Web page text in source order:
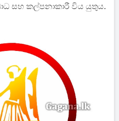
සහ කල්පනාකාරී විය යුතුය.